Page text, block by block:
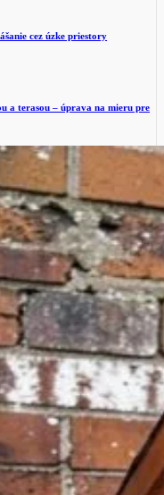
cez úzke priestory
a terasou – úprava na mieru pre